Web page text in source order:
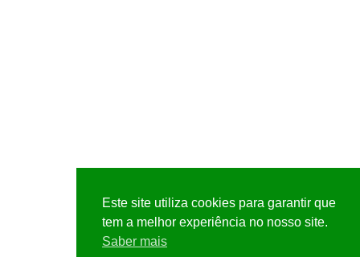
Este site utiliza cookies para garantir que
tem a melhor experiência no nosso site.
Saber mais